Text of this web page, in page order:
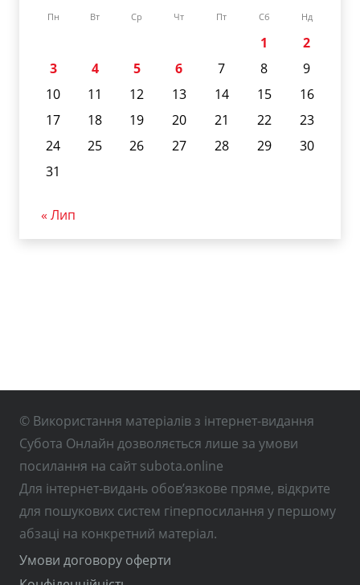
Пн Вт Ср Чт Пт Сб Нд
1
2
3
4 5 6 7 8
9
10
11 12 13 14 15
16
17
18 19 20 21 22
23
24
25 26 27 28 29
30
31
« Лип
© Використання матеріалів з інтернет-видання
Субота Онлайн дозволяється лише за умови
посилання на сайт subota.online
Для інтернет-видань обов’язкове пряме, відкрите
для пошукових систем гіперпосилання у першому
абзаці на конкретний матеріал.
Умови договору оферти